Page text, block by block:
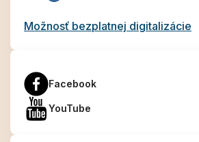
Možnosť bezplatnej digitalizácie
Facebook
YouTube